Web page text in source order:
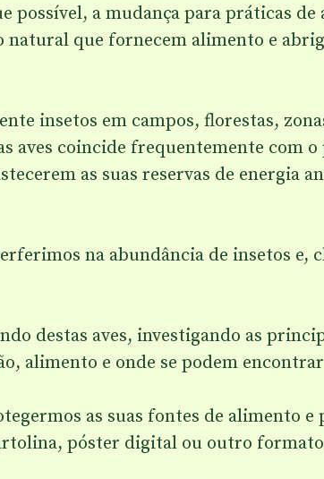
possível, a mudança para práticas
que fornecem alimento e
insetos em campos, florestas,
aves coincide frequentemente com
as suas reservas de energia
na abundância de insetos e,
destas aves, investigando as
alimento e onde se podem
as suas fontes de alimento e
póster digital ou outro